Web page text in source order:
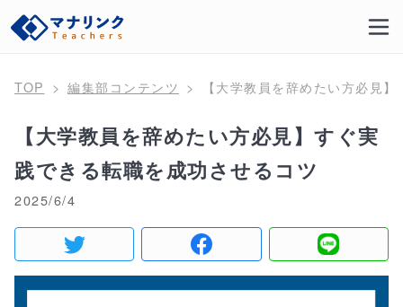
TOP 編集部コンテンツ 【大学教員を辞めたい方必見
【大学教員を辞めたい方必見】すぐ実
践できる転職を成功させるコツ
2025/6/4